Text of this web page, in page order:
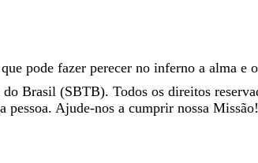
que pode fazer perecer no inferno a alma e o
Brasil (SBTB). Todos os direitos
Ajude-nos a cumprir nossa Missão!